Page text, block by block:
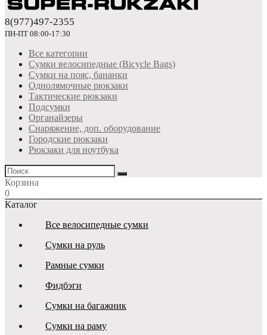
8(977)497-2355
ПН-ПТ 08:00-17:30
Все категории
Сумки велосипедные (Bicycle Bags)
Сумки на пояс, бананки
Однолямочные рюкзаки
Тактические рюкзаки
Подсумки
Органайзеры
Снаряжение, доп. оборудование
Городские рюкзаки
Рюкзаки для ноутбука
Корзина
0
Каталог
Все велосипедные сумки
Сумки на руль
Рамные сумки
Фидбэги
Сумки на багажник
Сумки на раму